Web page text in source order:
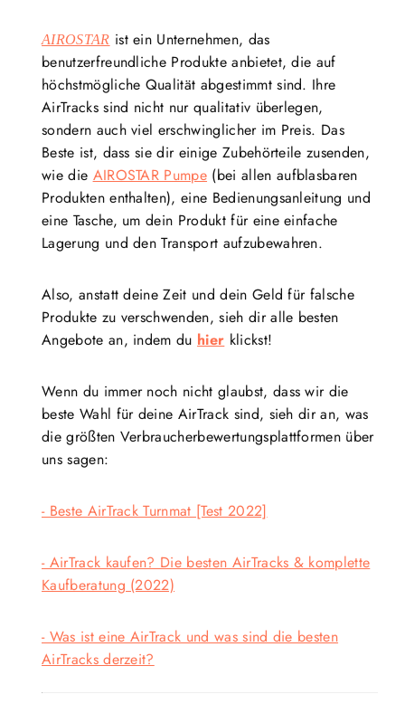
AIROSTAR ist ein Unternehmen, das
benutzerfreundliche Produkte anbietet, die auf
höchstmögliche Qualität abgestimmt sind. Ihre
AirTracks sind nicht nur qualitativ überlegen,
sondern auch viel erschwinglicher im Preis. Das
Beste ist, dass sie dir einige Zubehörteile zusenden,
wie die AIROSTAR Pumpe (bei allen aufblasbaren
Produkten enthalten), eine Bedienungsanleitung und
eine Tasche, um dein Produkt für eine einfache
Lagerung und den Transport aufzubewahren.
Also, anstatt deine Zeit und dein Geld für falsche
Produkte zu verschwenden, sieh dir alle besten
Angebote an, indem du hier klickst!
Wenn du immer noch nicht glaubst, dass wir die
beste Wahl für deine AirTrack sind, sieh dir an, was
die größten Verbraucherbewertungsplattformen über
uns sagen:
- Beste AirTrack Turnmat [Test 2022]
- AirTrack kaufen? Die besten AirTracks & komplette
Kaufberatung (2022)
- Was ist eine AirTrack und was sind die besten
AirTracks derzeit?